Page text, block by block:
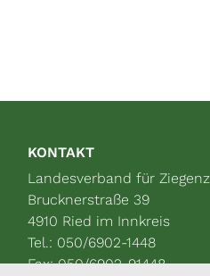
KONTAKT
Landesverband für
Brucknerstraße 39
4910 Ried im Innkreis
Tel.: 050/6902-1448
Fax: 050/6902-91448